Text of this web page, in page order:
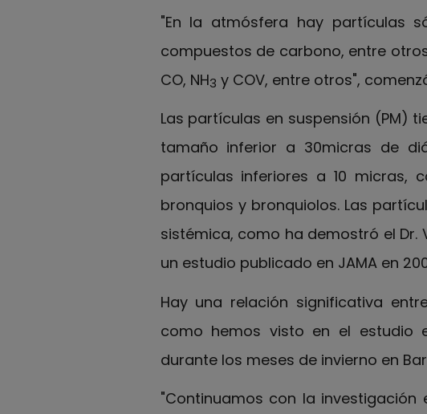
"En la atmósfera hay partículas
compuestos de carbono, entre
CO, NH3 y COV, entre otros",
Las partículas en suspensión (PM)
tamaño inferior a 30micras de
partículas inferiores a 10 micras,
bronquios y bronquiolos. Las
sistémica, como ha demostró el Dr.
un estudio publicado en JAMA en
Hay una relación significativa
como hemos visto en el estudio
durante los meses de invierno en
"Continuamos con la